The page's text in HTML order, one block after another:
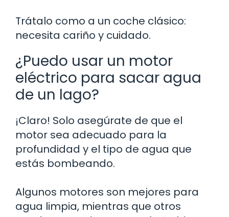
Trátalo como a un coche clásico:
necesita cariño y cuidado.
¿Puedo usar un motor
eléctrico para sacar agua
de un lago?
¡Claro! Solo asegúrate de que el
motor sea adecuado para la
profundidad y el tipo de agua que
estás bombeando.
Algunos motores son mejores para
agua limpia, mientras que otros